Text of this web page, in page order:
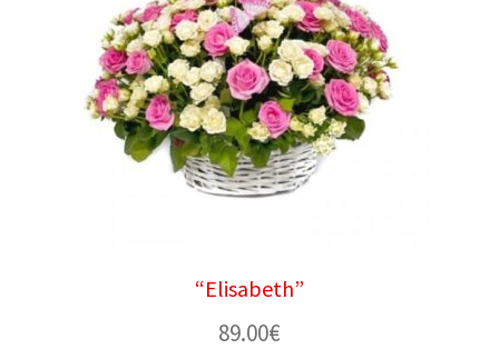
“Elisabeth”
89.00€